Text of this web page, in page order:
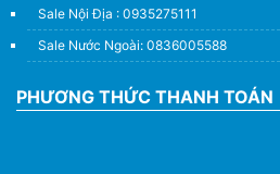
Sale Nội Địa : 0935275111
Sale Nước Ngoài: 0836005588
PHƯƠNG THỨC THANH TOÁN